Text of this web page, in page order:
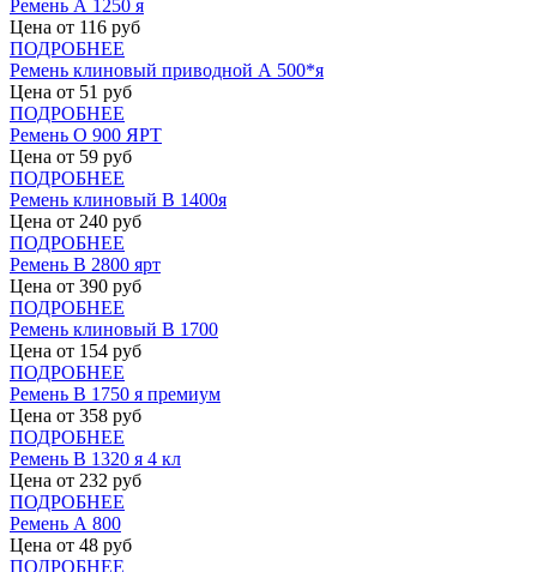
Ремень А 1250 я
Цена от 116 руб
ПОДРОБНЕЕ
Ремень клиновый приводной А 500*я
Цена от 51 руб
ПОДРОБНЕЕ
Ремень О 900 ЯРТ
Цена от 59 руб
ПОДРОБНЕЕ
Ремень клиновый В 1400я
Цена от 240 руб
ПОДРОБНЕЕ
Ремень В 2800 ярт
Цена от 390 руб
ПОДРОБНЕЕ
Ремень клиновый В 1700
Цена от 154 руб
ПОДРОБНЕЕ
Ремень В 1750 я премиум
Цена от 358 руб
ПОДРОБНЕЕ
Ремень В 1320 я 4 кл
Цена от 232 руб
ПОДРОБНЕЕ
Ремень А 800
Цена от 48 руб
ПОДРОБНЕЕ